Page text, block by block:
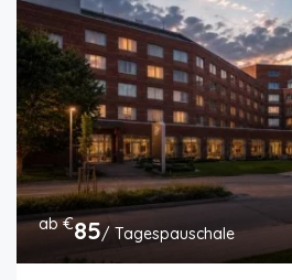
ab €85/ Tagespauschale